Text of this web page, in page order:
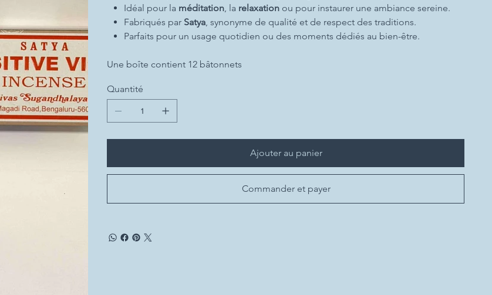
Idéal pour la méditation, la relaxationou pour instaurer une ambiance sereine.
Fabriqués par Satya, synonyme de qualité et de respect des traditions.
Parfaits pour un usage quotidien ou des moments dédiés au bien-être.
Une boîte contient 12 bâtonnets
Quantité
Ajouter au panier
Commander et payer